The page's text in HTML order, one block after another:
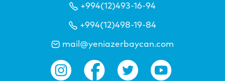
+994(12)493-16-94
+994(12)498-19-84
mail@yeniazerbaycan.com